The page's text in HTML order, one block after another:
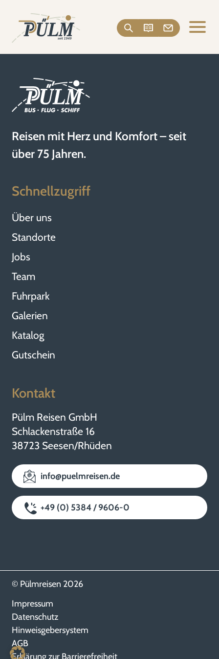
Reisen mit Herz und Komfort – seit
über 75 Jahren.
Schnellzugriff
Über uns
Standorte
Jobs
Team
Fuhrpark
Galerien
Katalog
Gutschein
Kontakt
Pülm Reisen GmbH
Schlackenstraße 16
38723 Seesen/Rhüden
info@puelmreisen.de
+49 (0) 5384 / 9606-0
© Pülmreisen 2026
Impressum
Datenschutz
Hinweisgebersystem
AGB
Erklärung zur Barrierefreiheit